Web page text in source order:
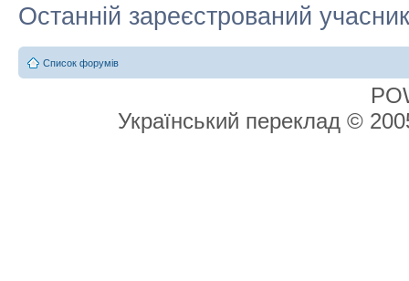
Останній зареєстрований
Список форумів
Український переклад ©